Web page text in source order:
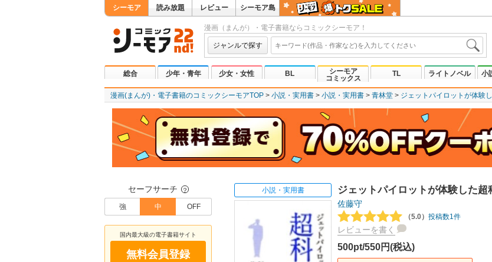
シーモア 読み放題 レビュー シーモア島
漫画（まんが）・電子書籍ならコミックシーモア！
ジャンルで探す
総合 少年・青年 少女・女性 BL
シーモア
コミックス
TL ライトノベル 小
漫画(まんが)・電子書籍のコミックシーモアTOP 小説・実用書 小説・実用書 青林堂 ジェットパイロットが体験
セーフサーチ ？
強 中 OFF
国内最大級の電子書籍サイト
無料会員登録
小説・実用書 ジェットパイロットが体験した超
佐藤守
（5.0） 投稿数1件
レビューを書く
500pt/550円(税込)